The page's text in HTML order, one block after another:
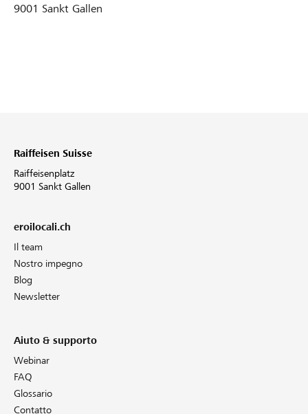
9001 Sankt Gallen
Raiffeisen Suisse
Raiffeisenplatz
9001 Sankt Gallen
eroilocali.ch
Il team
Nostro impegno
Blog
Newsletter
Aiuto & supporto
Webinar
FAQ
Glossario
Contatto